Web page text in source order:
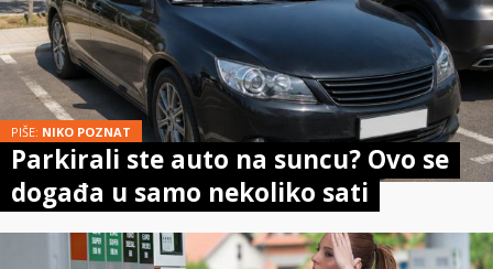
PIŠE: NIKO POZNAT
Parkirali ste auto na suncu? Ovo se
događa u samo nekoliko sati